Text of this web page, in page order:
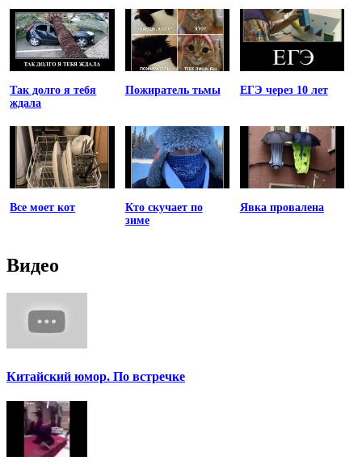
Так долго я тебя
ждала
Пожиратель тьмы ЕГЭ через 10 лет
Все моет кот
Кто скучает по
зиме
Явка провалена
Видео
Китайский юмор. По встречке